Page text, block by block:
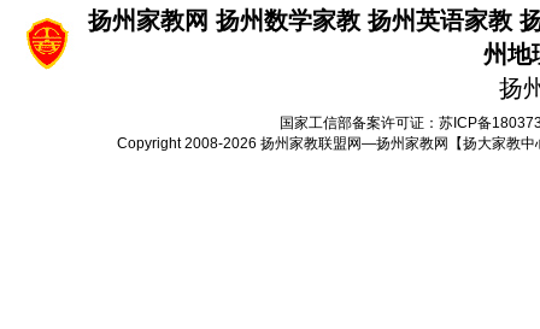
扬州家教网 扬州数学家教 扬州英语家教
州地
扬
国家工信部备案许可证： 苏ICP备
Copyright 2008-2026 扬州家教联盟网—扬州家教网【扬大家教